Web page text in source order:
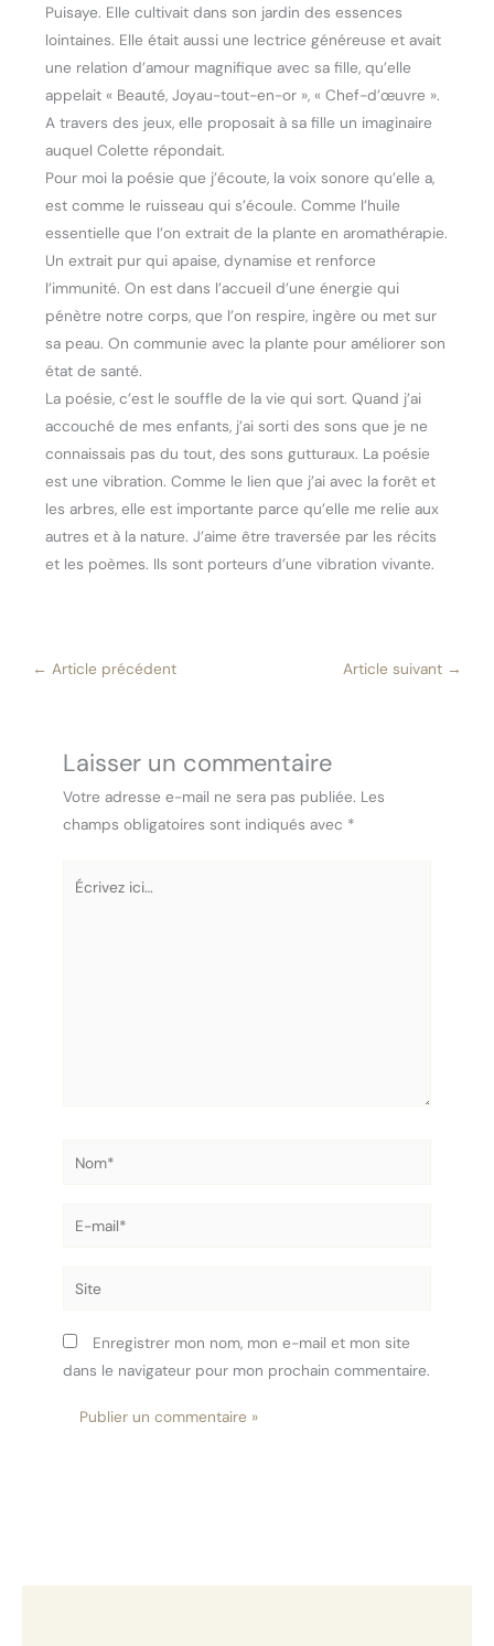
Puisaye. Elle cultivait dans son jardin des essences
lointaines. Elle était aussi une lectrice généreuse et avait
une relation d’amour magnifique avec sa fille, qu’elle
appelait « Beauté, Joyau-tout-en-or », « Chef-d’œuvre ».
A travers des jeux, elle proposait à sa fille un imaginaire
auquel Colette répondait.
Pour moi la poésie que j’écoute, la voix sonore qu’elle a,
est comme le ruisseau qui s’écoule. Comme l’huile
essentielle que l’on extrait de la plante en aromathérapie.
Un extrait pur qui apaise, dynamise et renforce
l’immunité. On est dans l’accueil d’une énergie qui
pénètre notre corps, que l’on respire, ingère ou met sur
sa peau. On communie avec la plante pour améliorer son
état de santé.
La poésie, c’est le souffle de la vie qui sort. Quand j’ai
accouché de mes enfants, j’ai sorti des sons que je ne
connaissais pas du tout, des sons gutturaux. La poésie
est une vibration. Comme le lien que j’ai avec la forêt et
les arbres, elle est importante parce qu’elle me relie aux
autres et à la nature. J’aime être traversée par les récits
et les poèmes. Ils sont porteurs d’une vibration vivante.
← Article précédent Article suivant →
Laisser un commentaire
Votre adresse e-mail ne sera pas publiée. Les
champs obligatoires sont indiqués avec *
Site
Enregistrer mon nom, mon e-mail et mon site
dans le navigateur pour mon prochain commentaire.